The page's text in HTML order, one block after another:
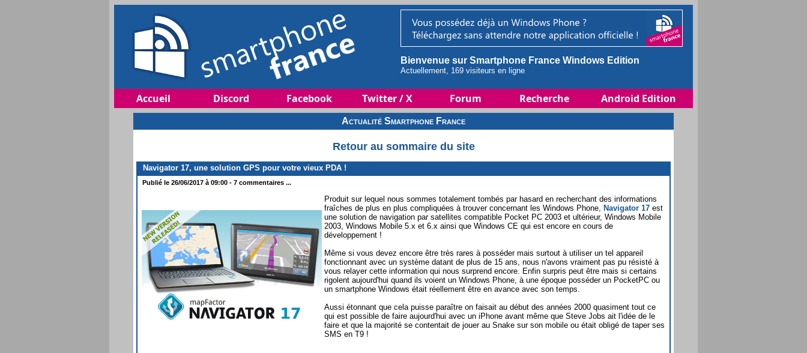
Bienvenue sur Smartphone France Windows Edition
Actuellement, 169 visiteurs en ligne
Accueil Discord Facebook Twitter / X Forum Recherche Android Edition
Actualité Smartphone France
Retour au sommaire du site
Navigator 17, une solution GPS pour votre vieux PDA !
Publié le 26/06/2017 à 09:00 - 7 commentaires ...
Produit sur lequel nous sommes totalement tombés par hasard en recherchant des informations
fraîches de plus en plus compliquées à trouver concernant les Windows Phone, Navigator 17 est
une solution de navigation par satellites compatible Pocket PC 2003 et ultérieur, Windows Mobile
2003, Windows Mobile 5.x et 6.x ainsi que Windows CE qui est encore en cours de
développement !
Même si vous devez encore être très rares à posséder mais surtout à utiliser un tel appareil
fonctionnant avec un système datant de plus de 15 ans, nous n'avons vraiment pas pu résisté à
vous relayer cette information qui nous surprend encore. Enfin surpris peut être mais si certains
rigolent aujourd'hui quand ils voient un Windows Phone, à une époque posséder un PocketPC ou
un smartphone Windows était réellement être en avance avec son temps.
Aussi étonnant que cela puisse paraître on faisait au début des années 2000 quasiment tout ce
qui est possible de faire aujourd'hui avec un iPhone avant même que Steve Jobs ait l'idée de le
faire et que la majorité se contentait de jouer au Snake sur son mobile ou était obligé de taper ses
SMS en T9 !